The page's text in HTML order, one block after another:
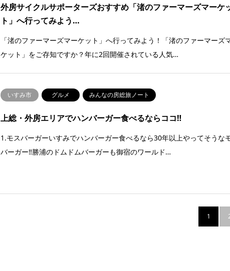
外房サイクルサポーターズおすすめ「渚のファーマーズマーケ
ト」へ行ってみよう…
「渚のファーマーズマーケット」へ行ってみよう！「渚のファーマーズ
ケット」をご存知ですか？年に2回開催されている人気…
いすみ市 グルメ みんなの房総旅ノート
上総・外房エリアでハンバーガー食べるならココ‼️
1.モスバーガーいすみでハンバーガー食べるなら30年以上やってそうな
バーガー‼️勝浦のドムドムバーガーも御宿のワールド…
1